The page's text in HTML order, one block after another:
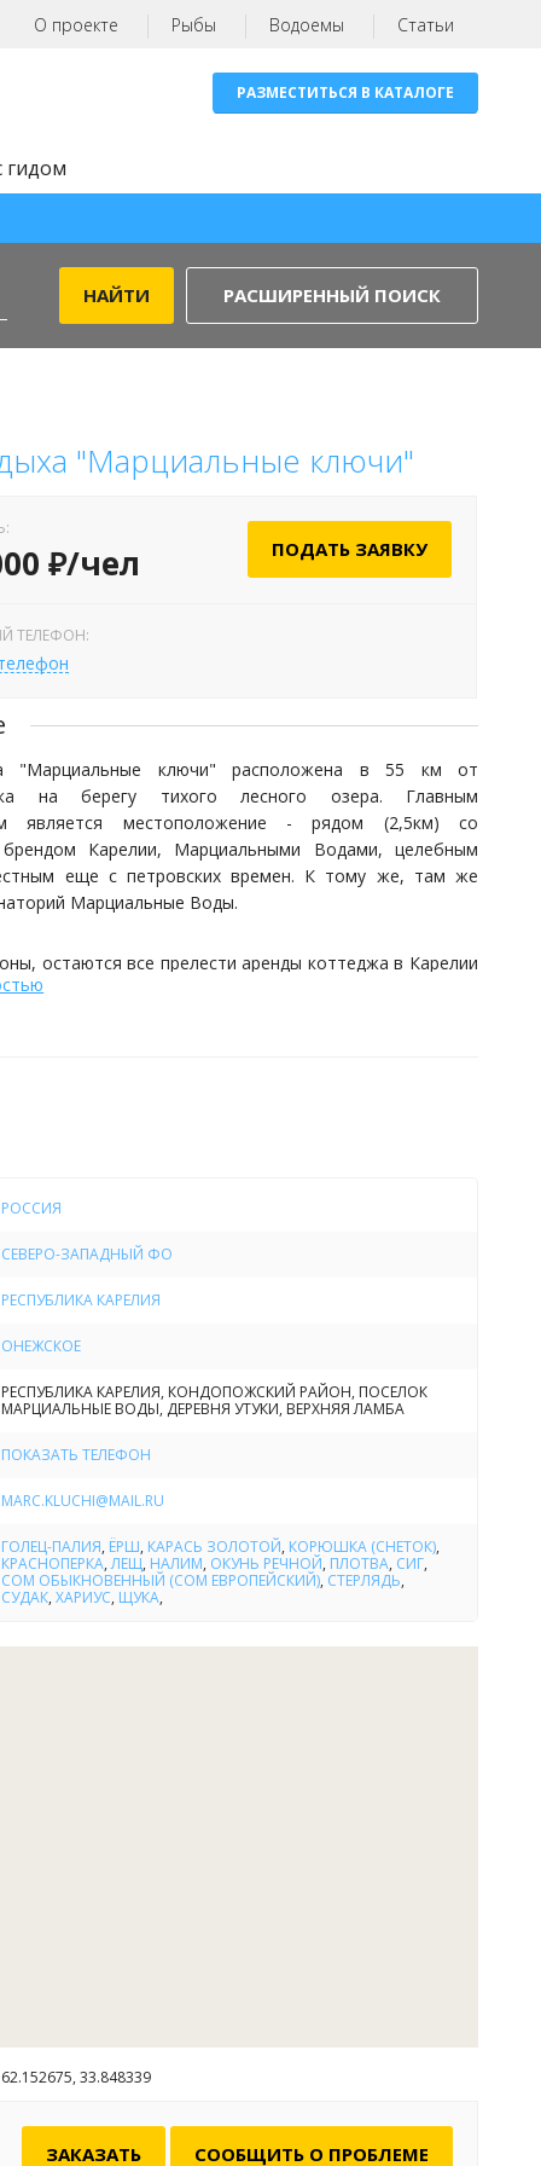
О проекте Рыбы Водоемы Статьи
РАЗМЕСТИТЬСЯ В КАТАЛОГЕ
гидом
РАСШИРЕННЫЙ ПОИСК
"Марциальные ключи"
₽/чел ПОДАТЬ ЗАЯВКУ
ТЕЛЕФОН:
"Марциальные ключи" расположена в 55 км от
на берегу тихого лесного озера. Главным
является местоположение - рядом (2,5км) со
Карелии, Марциальными Водами, целебным
еще с петровских времен. К тому же, там же
Марциальные Воды.
остаются все прелести аренды коттеджа в Карелии
русском севере) - вы живете в уединенном, почти
Отдых
организацией рыбалки. Любителям экскурсий можем
и курорт Марциальные Воды, в музей-заповедник
летом – лодки, катамараны, собственный
чистом районе; зимой – ездить на снегоходах, кататься
любителей зимнего отдыха порадует близость (6км)
спуска «Спасская губа». В большом коттедже есть
столом и бильярдом.
РОССИЯ
СЕВЕРО-ЗАПАДНЫЙ ФО
РЕСПУБЛИКА КАРЕЛИЯ
ОНЕЖСКОЕ
РЕСПУБЛИКА КАРЕЛИЯ, КОНДОПОЖСКИЙ РАЙОН, ПОСЕЛОК
МАРЦИАЛЬНЫЕ ВОДЫ, ДЕРЕВНЯ УТУКИ, ВЕРХНЯЯ ЛАМБА
ПОКАЗАТЬ ТЕЛЕФОН
MARC.KLUCHI@MAIL.RU
ГОЛЕЦ-ПАЛИЯ, ЁРШ, КАРАСЬ ЗОЛОТОЙ, КОРЮШКА (СНЕТОК),
КРАСНОПЕРКА,ЛЕЩ, НАЛИМ, ОКУНЬ РЕЧНОЙ, ПЛОТВА, СИГ,
СОМ ОБЫКНОВЕННЫЙ (СОМ ЕВРОПЕЙСКИЙ), СТЕРЛЯДЬ,
СУДАК, ХАРИУС, ЩУКА,
62.152675, 33.848339
ЗАКАЗАТЬ СООБЩИТЬ О ПРОБЛЕМЕ